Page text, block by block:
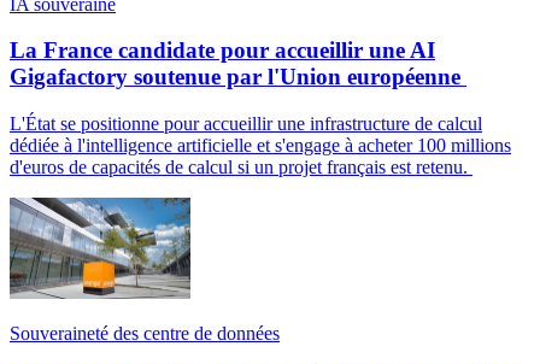
La France candidate pour accueillir une AI
Gigafactory soutenue par l'Union européenne
L'État se positionne pour accueillir une infrastructure de calcul
dédiée à l'intelligence artificielle et s'engage à acheter 100 millions
d'euros de capacités de calcul si un projet français est retenu.
Souveraineté des centre de données